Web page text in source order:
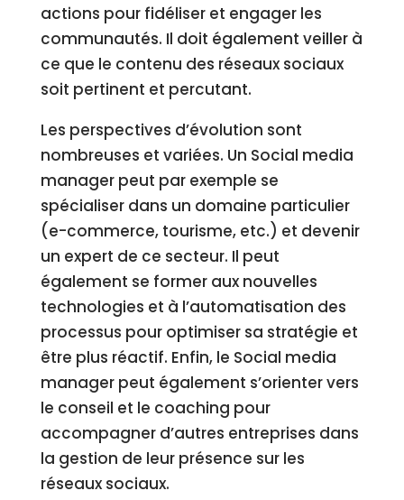
actions pour fidéliser et engager les
communautés. Il doit également veiller à
ce que le contenu des réseaux sociaux
soit pertinent et percutant.
Les perspectives d’évolution sont
nombreuses et variées. Un Social media
manager peut par exemple se
spécialiser dans un domaine particulier
(e-commerce, tourisme, etc.) et devenir
un expert de ce secteur. Il peut
également se former aux nouvelles
technologies et à l’automatisation des
processus pour optimiser sa stratégie et
être plus réactif. Enfin, le Social media
manager peut également s’orienter vers
le conseil et le coaching pour
accompagner d’autres entreprises dans
la gestion de leur présence sur les
réseaux sociaux.